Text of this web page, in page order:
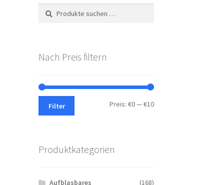
Suchen
nach:
Suchen
Nach Preis filtern
Min.
Max.
Filter Preis: €0—€10
Produktkategorien
Aufblasbares
(168)